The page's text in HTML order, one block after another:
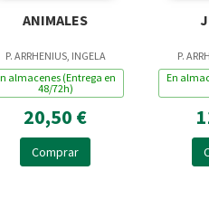
ANIMALES
P. ARRHENIUS, INGELA
almacenes (Entrega en
48/72h)
20,50 €
Comprar
P.
En